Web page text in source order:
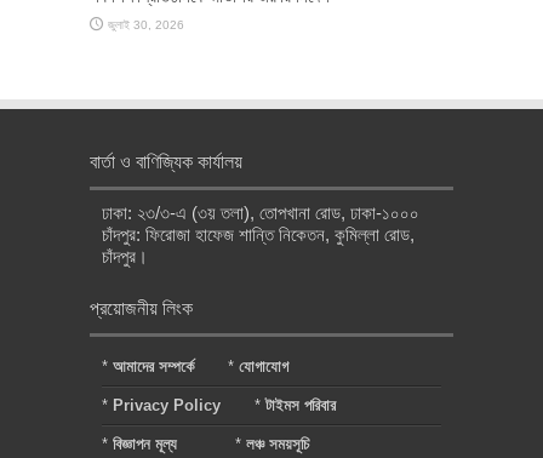
জুলাই 30, 2026
বার্তা ও বাণিজ্যিক কার্যালয়
ঢাকা: ২৩/৩-এ (৩য় তলা), তোপখানা রোড, ঢাকা-১০০০
চাঁদপুর: ফিরোজা হাফেজ শান্তি নিকেতন, কুমিল্লা রোড,
চাঁদপুর।
প্রয়োজনীয় লিংক
* আমাদের সম্পর্কে * যোগাযোগ
* Privacy Policy *টাইমস পরিবার
* বিজ্ঞাপন মূল্য * লঞ্চ সময়সূচি